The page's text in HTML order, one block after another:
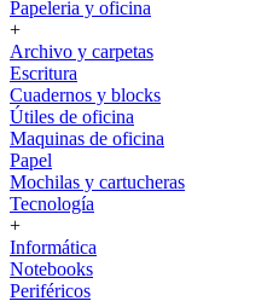
Papeleria y oficina
+
Archivo y carpetas
Escritura
Cuadernos y blocks
Útiles de oficina
Maquinas de oficina
Papel
Mochilas y cartucheras
Tecnología
+
Informática
Notebooks
Periféricos